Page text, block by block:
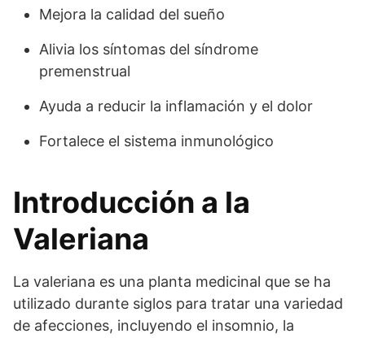
Mejora la calidad del sueño
Alivia los síntomas del síndrome
premenstrual
Ayuda a reducir la inflamación y el dolor
Fortalece el sistema inmunológico
Introducción a la
Valeriana
La valeriana es una planta medicinal que se ha
utilizado durante siglos para tratar una variedad
de afecciones, incluyendo el insomnio, la